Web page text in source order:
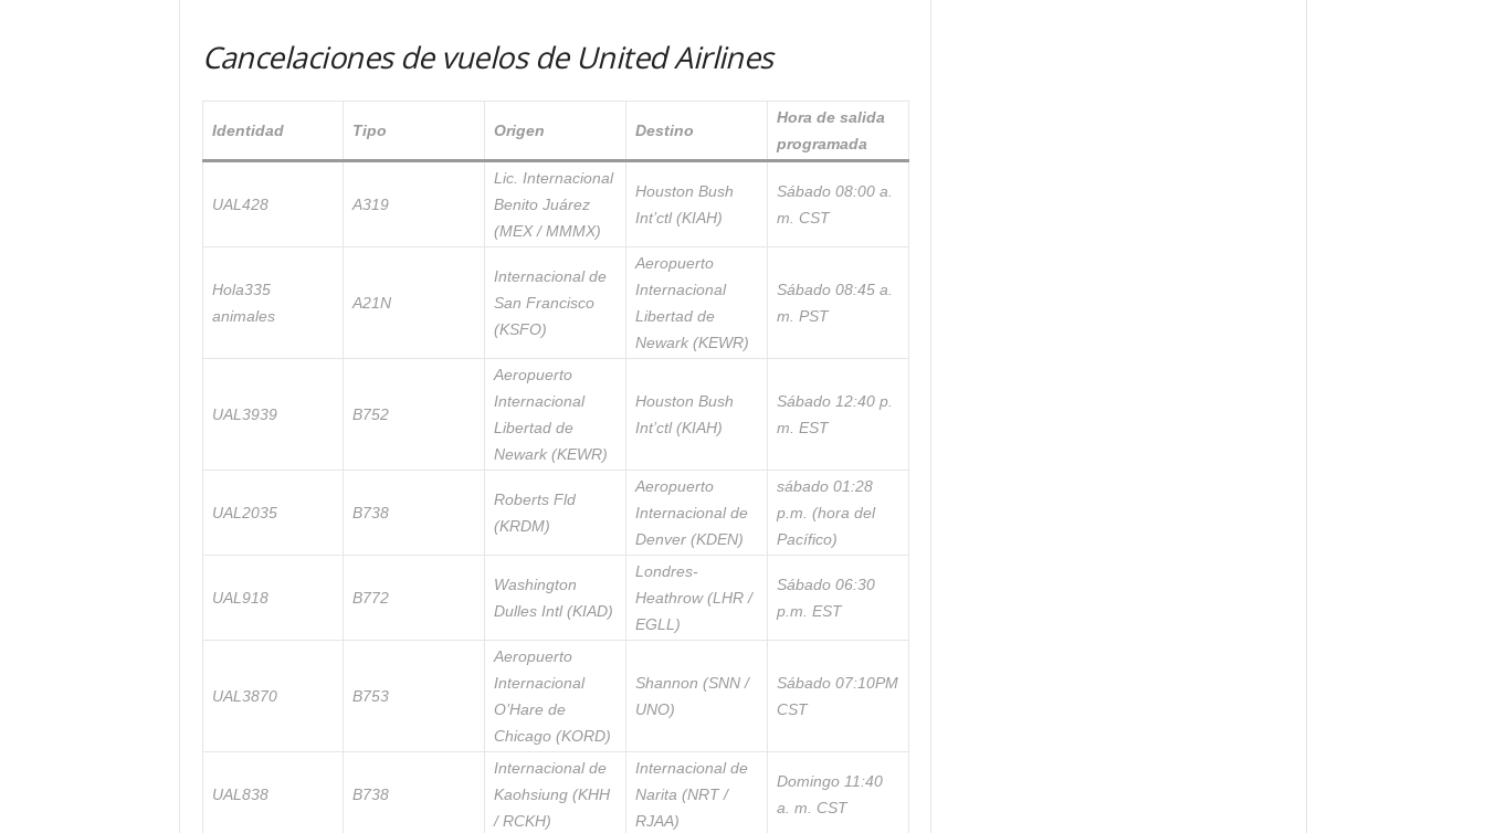
Cancelaciones de vuelos de United Airlines
Identidad Tipo Origen Destino
Hora de salida
programada
UAL428 A319
Lic. Internacional
Benito Juárez
(MEX / MMMX)
Houston Bush
Int’ctl (KIAH)
Sábado 08:00 a.
m. CST
Hola335
animales
A21N
Internacional de
San Francisco
(KSFO)
Aeropuerto
Internacional
Libertad de
Newark (KEWR)
Sábado 08:45 a.
m. PST
UAL3939 B752
Aeropuerto
Internacional
Libertad de
Newark (KEWR)
Houston Bush
Int’ctl (KIAH)
Sábado 12:40 p.
m. EST
UAL2035 B738
Roberts Fld
(KRDM)
Aeropuerto
Internacional de
Denver (KDEN)
sábado 01:28
p.m. (hora del
Pacífico)
UAL918 B772
Washington
Dulles Intl (KIAD)
Londres-
Heathrow (LHR /
EGLL)
Sábado 06:30
p.m. EST
UAL3870 B753
Aeropuerto
Internacional
O’Hare de
Chicago (KORD)
Shannon (SNN /
UNO)
Sábado 07:10PM
CST
UAL838 B738
Internacional de
Kaohsiung (KHH
/ RCKH)
Internacional de
Narita (NRT /
RJAA)
Domingo 11:40
a. m. CST